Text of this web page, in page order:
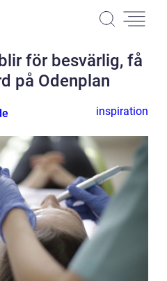
för besvärlig, få
på Odenplan
inspiration